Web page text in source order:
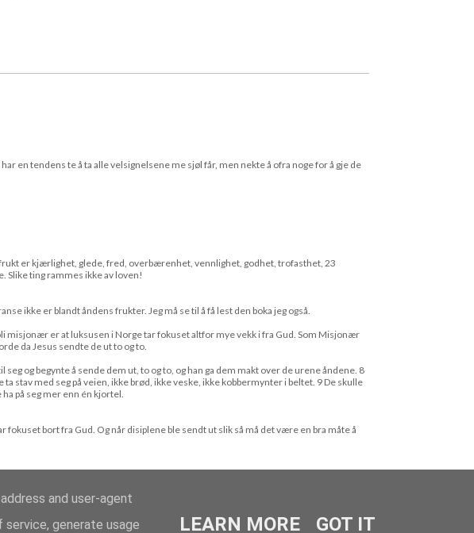
en tendens te å ta alle velsignelsene me sjøl får, men nekte å ofra noge for å gje de
er kjærlighet, glede, fred, overbærenhet, vennlighet, godhet, trofasthet, 23
Slike ting rammes ikke av loven!
ikke er blandt åndens frukter. Jeg må se til å få lest den boka jeg også.
misjonær er at luksusen i Norge tar fokuset altfor mye vekk i fra Gud. Som Misjonær
da Jesus sendte de ut to og to.
seg og begynte å sende dem ut, to og to, og han ga dem makt over de urene åndene. 8
ta stav med seg på veien, ikke brød, ikke veske, ikke kobbermynter i beltet. 9 De skulle
på seg mer enn én kjortel.
fokuset bort fra Gud. Og når disiplene ble sendt ut slik så må det være en bra måte å
and user-agent
generate usage
LEARN MORE GOT IT